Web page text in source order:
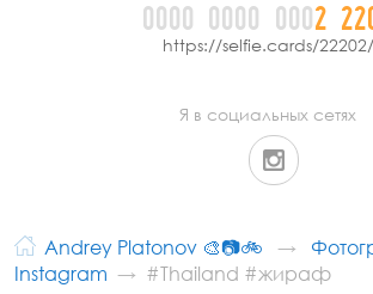
0000 0000 0002 22
https://selfie.cards/22202/
Я в социальных сетях
Andrey Platonov 🎨📷🚲
Instagram
#Thailand #жираф